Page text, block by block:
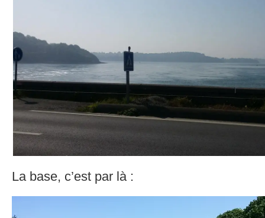
La base, c’est par là :